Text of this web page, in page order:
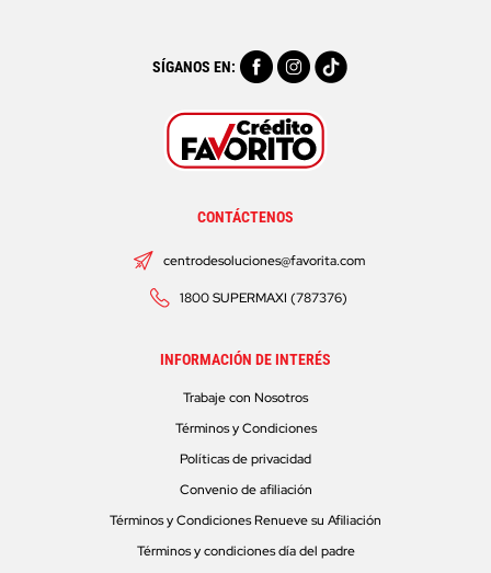
SÍGANOS EN:
CONTÁCTENOS
centrodesoluciones@favorita.com
1800 SUPERMAXI (787376)
INFORMACIÓN DE INTERÉS
Trabaje con Nosotros
Términos y Condiciones
Políticas de privacidad
Convenio de afiliación
Términos y Condiciones Renueve su Afiliación
Términos y condiciones día del padre